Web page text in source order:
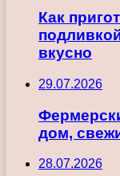
Как
вкусно
29.07.2026
дом,
28.07.2026